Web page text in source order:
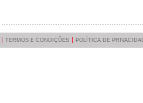
TERMOS E CONDIÇÕES POLÍTICA DE